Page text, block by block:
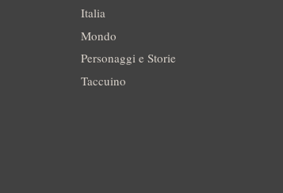
Italia
Mondo
Personaggi e Storie
Taccuino